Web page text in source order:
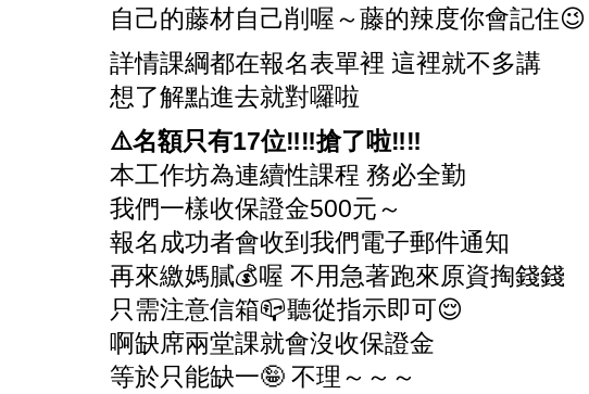
自己的藤材自己削喔～藤的辣度你會記住😉
詳情課綱都在報名表單裡 這裡就不多講
想了解點進去就對囉啦
⚠️名額只有17位‼️‼️搶了啦‼️‼️
本工作坊為連續性課程 務必全勤
我們一樣收保證金500元～
報名成功者會收到我們電子郵件通知
再來繳媽膩💰喔 不用急著跑來原資掏錢錢
只需注意信箱📪聽從指示即可😌
啊缺席兩堂課就會沒收保證金
等於只能缺一🤪 不理～～～